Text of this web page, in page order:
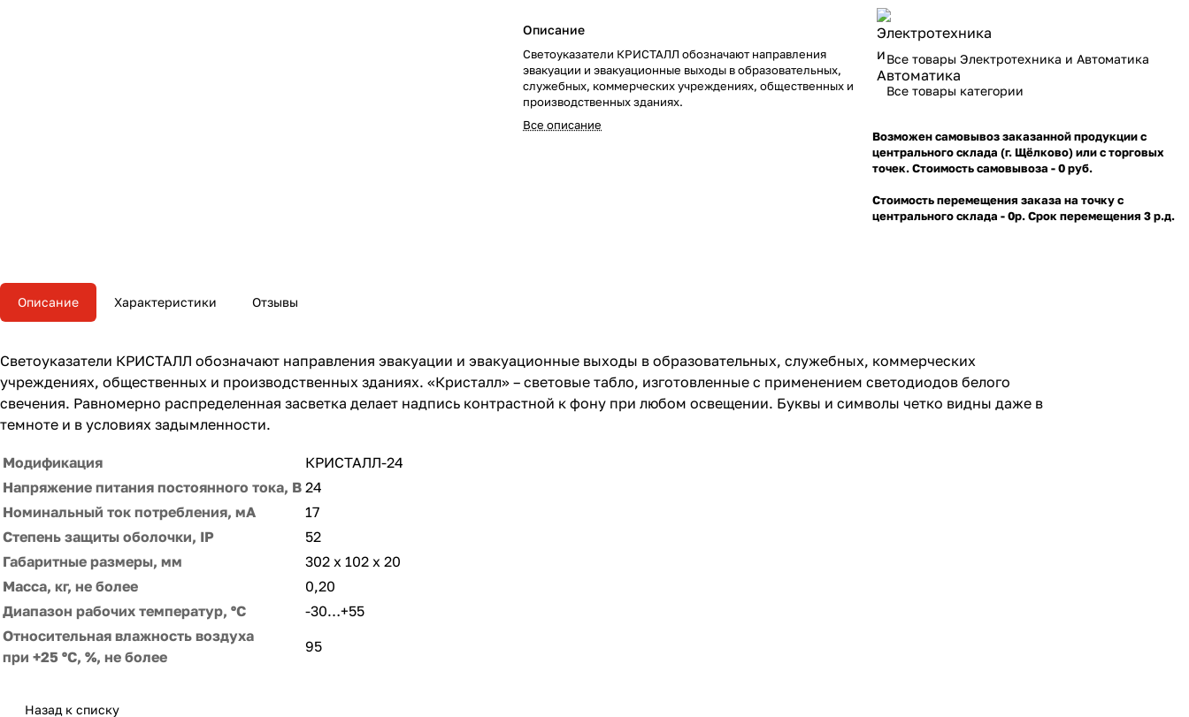
Описание
Светоуказатели КРИСТАЛЛ обозначают направления
эвакуации и эвакуационные выходы в образовательных,
служебных, коммерческих учреждениях, общественных и
производственных зданиях.
Все описание
Все товары Электротехника и Автоматика
Все товары категории
Возможен самовывоз заказанной продукции с
центрального склада (г. Щёлково) или с торговых
точек. Стоимость самовывоза - 0 руб.
Стоимость перемещения заказа на точку с
центрального склада - 0р. Срок перемещения 3 р.д.
Описание Характеристики Отзывы
Светоуказатели КРИСТАЛЛ обозначают направления эвакуации и эвакуационные выходы в образовательных, служебных, коммерческих
учреждениях, общественных и производственных зданиях. «Кристалл» – световые табло, изготовленные с применением светодиодов белого
свечения. Равномерно распределенная засветка делает надпись контрастной к фону при любом освещении. Буквы и символы четко видны даже в
темноте и в условиях задымленности.
Модификация
КРИСТАЛЛ-24
Напряжение питания постоянного тока, В 24
Номинальный ток потребления, мА
17
Степень защиты оболочки, IP
52
Габаритные размеры, мм
302 х 102 х 20
Масса, кг, не более
0,20
Диапазон рабочих температур, ºС
-30…+55
Относительная влажность воздуха
при +25 ºС, %, не более
95
Назад к списку